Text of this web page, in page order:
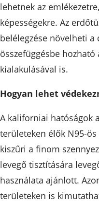
lehetnek az
képességekre. Az
belélegzése növelheti a
összefüggésbe
kialakulásával is.
Hogyan lehet
A kaliforniai hatóságok
területeken élők N95-
kiszűri a finom
levegő tisztítására
használata ajánlott.
területeken is